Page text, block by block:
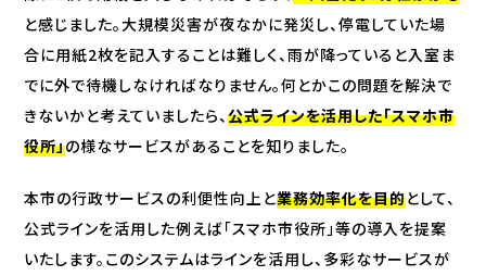
と感じました。大規模災害が夜なかに発災し、停電していた場
合に用紙2枚を記入することは難しく、雨が降っていると入室ま
でに外で待機しなければなりません。何とかこの問題を解決で
きないかと考えていましたら、公式ラインを活用した「スマホ市
役所」の様なサービスがあることを知りました。
本市の行政サービスの利便性向上と業務効率化を目的として、
公式ラインを活用した例えば「スマホ市役所」等の導入を提案
いたします。このシステムはラインを活用し、多彩なサービスが